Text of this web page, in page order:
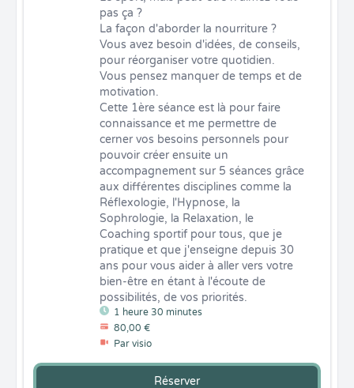
1 heure 30 minutes
80,00 €
Par visio
pas ça ?
La façon d'aborder la nourriture ?
Vous avez besoin d'idées, de conseils,
pour réorganiser votre quotidien.
Vous pensez manquer de temps et de
motivation.
Cette 1ère séance est là pour faire
connaissance et me permettre de
cerner vos besoins personnels pour
pouvoir créer ensuite un
accompagnement sur 5 séances grâce
aux différentes disciplines comme la
Réflexologie, l'Hypnose, la
Sophrologie, la Relaxation, le
Coaching sportif pour tous, que je
pratique et que j'enseigne depuis 30
ans pour vous aider à aller vers votre
bien-être en étant à l'écoute de
possibilités, de vos priorités.
Réserver